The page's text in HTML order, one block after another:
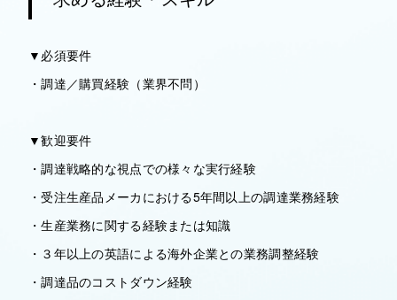
▼必須要件
・調達／購買経験（業界不問）
▼歓迎要件
・調達戦略的な視点での様々な実行経験
・受注生産品メーカにおける5年間以上の調達業務経験
・生産業務に関する経験または知識
・３年以上の英語による海外企業との業務調整経験
・調達品のコストダウン経験